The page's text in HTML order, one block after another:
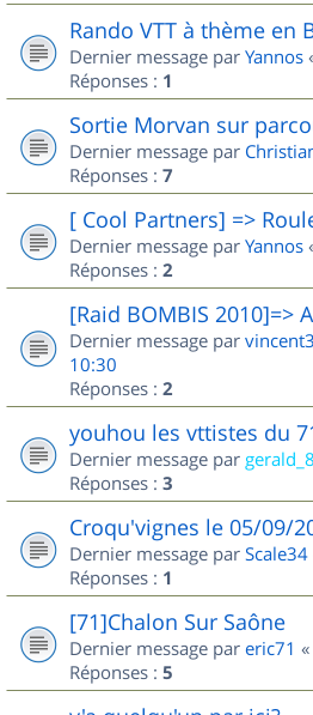
Rando VTT à thème en
Dernier message par Yannos
Réponses : 1
Sortie Morvan sur
Dernier message par
Réponses : 7
[ Cool Partners] =>
Dernier message par Yannos
Réponses : 2
[Raid BOMBIS 2010]=>
Dernier message par
10:30
Réponses : 2
youhou les vttistes du
Dernier message par
Réponses : 3
Croqu'vignes le 05/09/
Dernier message par Scale34
Réponses : 1
[71]Chalon Sur Saône
Dernier message par eric71 «
Réponses : 5